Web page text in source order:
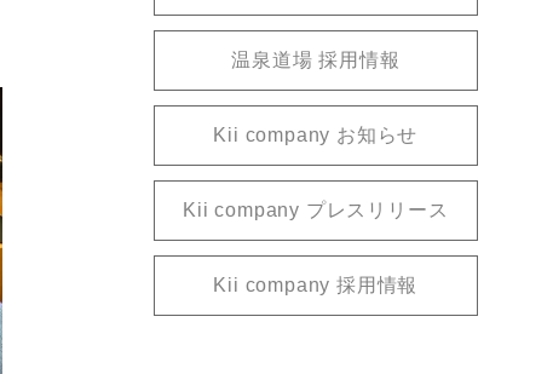
温泉道場 採用情報
Kii company お知らせ
Kii company プレスリリース
Kii company 採用情報